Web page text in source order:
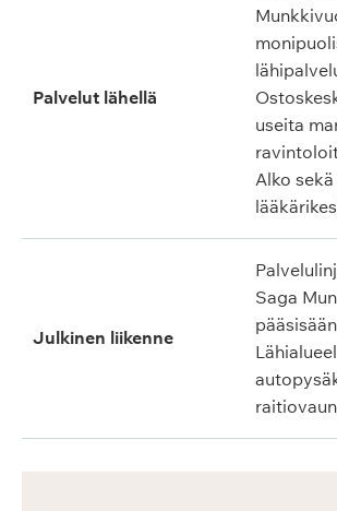
Palvelut lähellä
useita
Alko
Julkinen liikenne
Saga